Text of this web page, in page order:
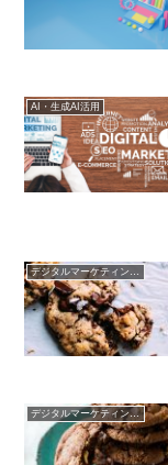
AI・生成AI活用
デジタルマーケティング基礎